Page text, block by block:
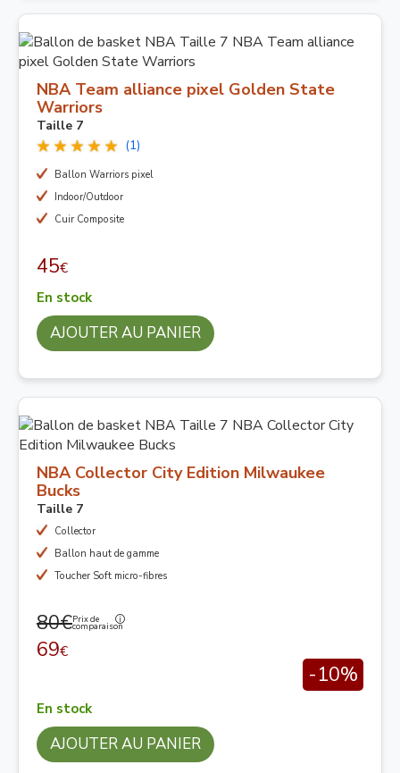
NBA Team alliance pixel Golden State
Warriors
Taille 7
(1)
Ballon Warriors pixel
Indoor/Outdoor
Cuir Composite
45€
En stock
AJOUTER AU PANIER
NBA Collector City Edition Milwaukee
Bucks
Taille 7
Collector
Ballon haut de gamme
Toucher Soft micro-fibres
80€Prix de
comparaison
69€
-10%
En stock
AJOUTER AU PANIER